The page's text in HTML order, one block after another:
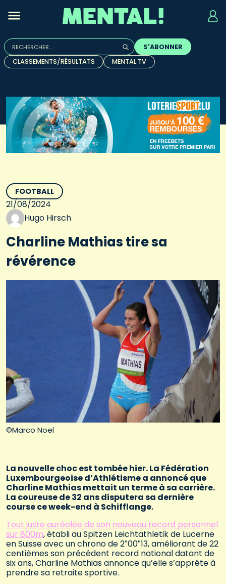
Rechercher :
Quand les résultats de l'auto-complétion sont
S'ABONNER
CLASSEMENTS/RÉSULTATS
MENTAL TV
©Marco Noel
FOOTBALL
21/08/2024
Hugo Hirsch
Charline Mathias tire sa
révérence
La nouvelle choc est tombée hier. La Fédération
Luxembourgeoise d’Athlétisme a annoncé que
Charline Mathias mettait un terme à sa carrière.
La coureuse de 32 ans disputera sa dernière
course ce week-end à Schifflange.
Tout juste auréolée de son nouveau record personnel
sur 800m, établi au Spitzen Leichtathletik de Lucerne
en Suisse avec un chrono de 2″00″13, améliorant de 22
centièmes son précédent record national datant de
six ans, Charline Mathias annonce qu’elle s’apprête à
prendre sa retraite sportive.